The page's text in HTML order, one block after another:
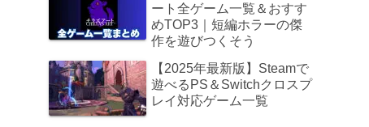
ート全ゲーム一覧＆おすす
めTOP3｜短編ホラーの傑
作を遊びつくそう
【2025年最新版】Steamで
遊べるPS＆Switchクロスプ
レイ対応ゲーム一覧